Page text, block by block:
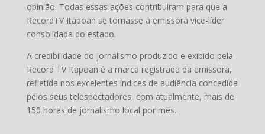
opinião. Todas essas ações contribuíram para que a
RecordTV Itapoan se tornasse a emissora vice-líder
consolidada do estado.
A credibilidade do jornalismo produzido e exibido pela
Record TV Itapoan é a marca registrada da emissora,
refletida nos excelentes índices de audiência concedida
pelos seus telespectadores, com atualmente, mais de
150 horas de jornalismo local por mês.